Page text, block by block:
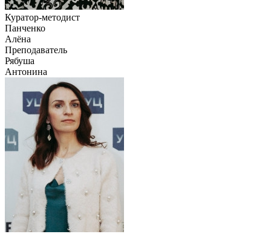
Куратор-методист
Панченко
Алёна
Преподаватель
Рябуша
Антонина